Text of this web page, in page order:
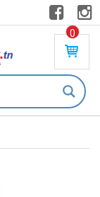
0
PR
DU
IT(
S)